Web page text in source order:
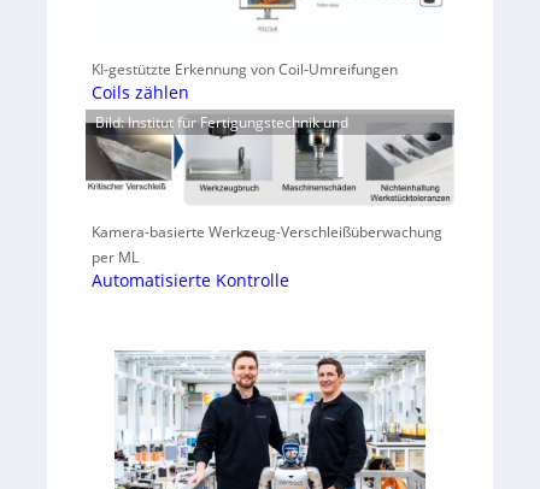
KI-gestützte Erkennung von Coil-Umreifungen
Coils zählen
Bild: Institut für Fertigungstechnik und
Kamera-basierte Werkzeug-Verschleißüberwachung
per ML
Automatisierte Kontrolle